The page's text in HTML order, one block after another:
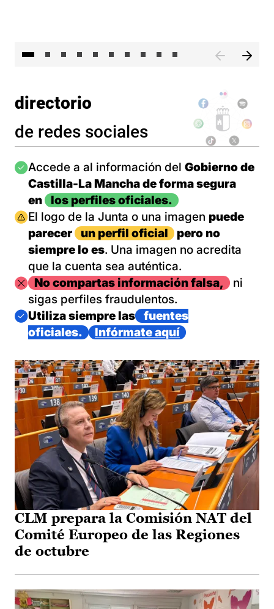
directorio
de redes sociales
Imagen
Accede a al información del Gobierno de
Castilla-La Mancha de forma segura
en
los perfiles oficiales.
Imagen
El logo de la Junta o una imagen puede
parecer
un perfil oficial
pero no
siempre lo es. Una imagen no acredita
que la cuenta sea auténtica.
ImagenNo compartas información falsa,
ni
sigas perfiles fraudulentos.
Imagen
Utiliza siempre las
fuentes
oficiales.
Infórmate aquí
CLM prepara la Comisión NAT del
Comité Europeo de las Regiones
de octubre